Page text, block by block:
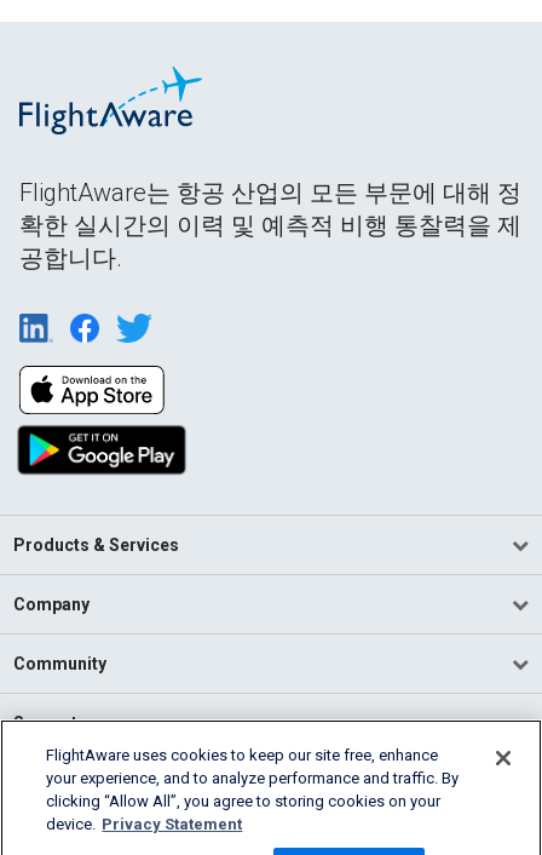
FlightAware는 항공 산업의 모든 부문에 대해 정
확한 실시간의 이력 및 예측적 비행 통찰력을 제
공합니다.
Products & Services
Company
Community
Support
English (USA)
2026 FlightAware
Cookie Settings
FlightAware uses cookies to keep our site free, enhance
your experience, and to analyze performance and traffic. By
clicking “Allow All”, you agree to storing cookies on your
device. Privacy Statement